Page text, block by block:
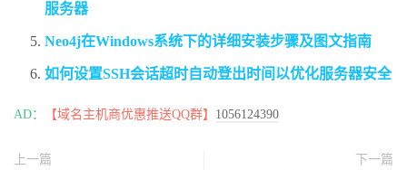
服务器
Neo4j在Windows系统下的详细安装步骤及图文指南
如何设置SSH会话超时自动登出时间以优化服务器安全
AD： 【域名主机商优惠推送QQ群】 1056124390
上一篇
下一篇